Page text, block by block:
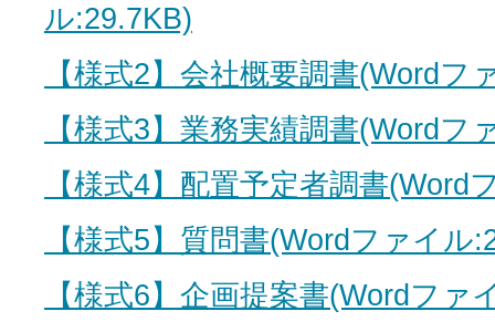
ル:29.7KB)
【様式2】会社概要調書(Wordフ
【様式3】業務実績調書(Wordフ
【様式4】配置予定者調書(Word
【様式5】質問書(Wordファイル
【様式6】企画提案書(Wordファ